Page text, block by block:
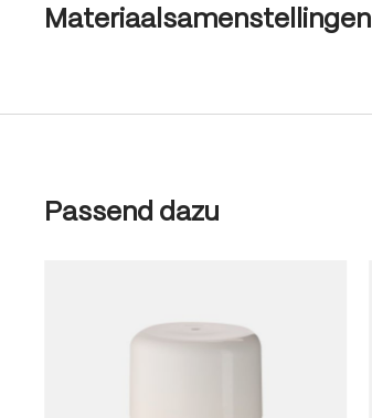
Materiaalsamenstellingen
Produktgalerie überspringen
Passend dazu